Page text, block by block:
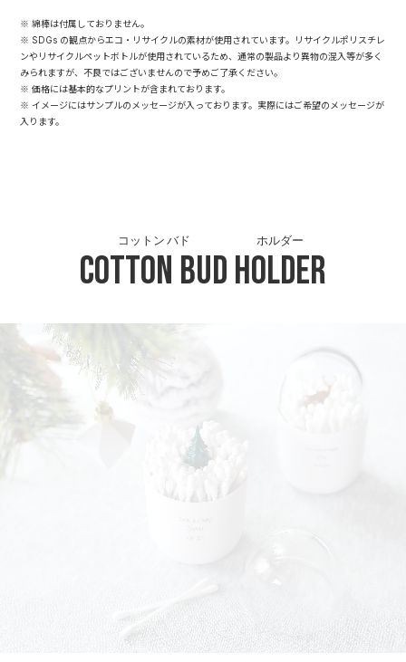
※ 綿棒は付属しておりません。
※ SDGs の観点からエコ・リサイクルの素材が使用されています。リサイクルポリスチレ
ンやリサイクルペットボトルが使用されているため、通常の製品より異物の混入等が多く
みられますが、不良ではございませんので予めご了承ください。
※ 価格には基本的なプリントが含まれております。
※ イメージにはサンプルのメッセージが入っております。実際にはご希望のメッセージが
入ります。
Cotton Bud
コットン バド
Holder
ホルダー